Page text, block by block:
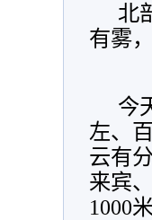
北
有雾
今
左、
云有
来宾
1000